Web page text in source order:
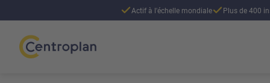
Actif à l'échelle mondiale Plus de 400